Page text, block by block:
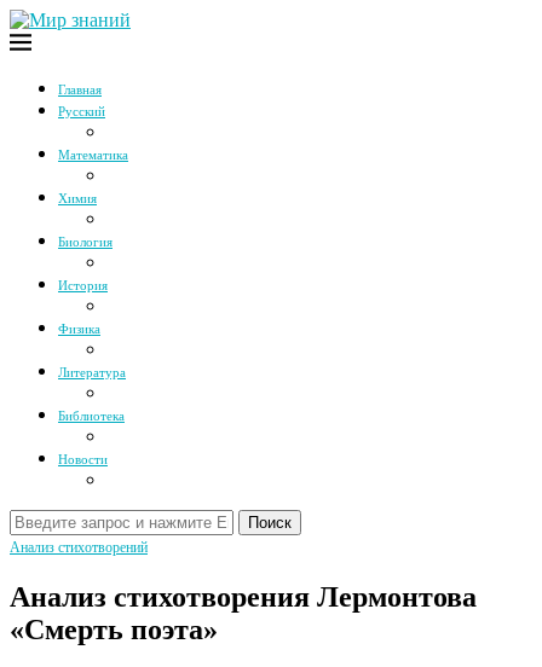
Главная
Русский
Математика
Химия
Биология
История
Физика
Литература
Библиотека
Новости
Поиск
Анализ стихотворений
Анализ стихотворения Лермонтова
«Смерть поэта»